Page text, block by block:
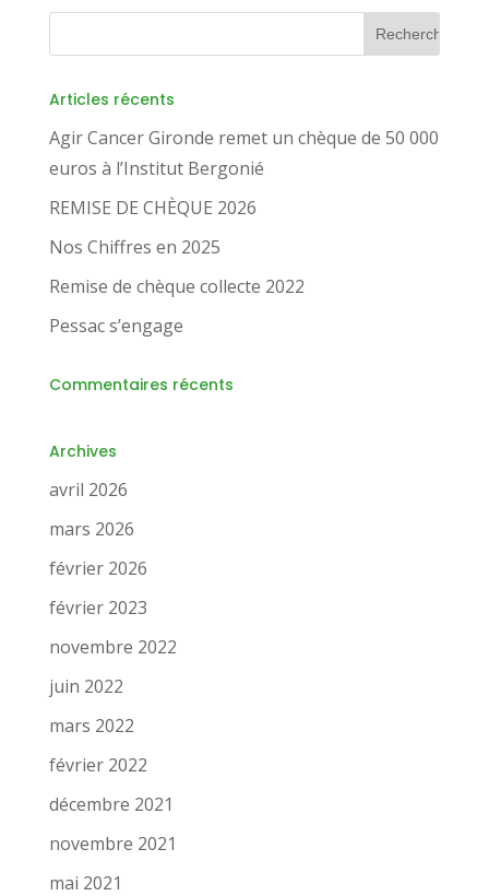
Articles récents
Agir Cancer Gironde remet un chèque de 50 000
euros à l’Institut Bergonié
REMISE DE CHÈQUE 2026
Nos Chiffres en 2025
Remise de chèque collecte 2022
Pessac s’engage
Commentaires récents
Archives
avril 2026
mars 2026
février 2026
février 2023
novembre 2022
juin 2022
mars 2022
février 2022
décembre 2021
novembre 2021
mai 2021